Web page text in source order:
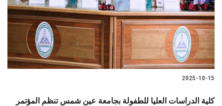
2025-10-15
كلية الدراسات العليا للطفولة بجامعة عين شمس تنظم المؤتمر